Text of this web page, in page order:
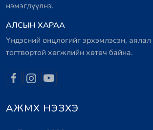
нэмэгдүүлнэ.
АЛСЫН ХАРАА
Үндэсний онцлогийг эрхэмлэсэн,
тогтвортой хөгжлийн хөтөч байна.
АЖМХ НЭЗХЭ